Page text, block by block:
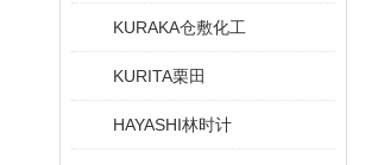
KURAKA仓敷化工
KURITA栗田
HAYASHI林时计